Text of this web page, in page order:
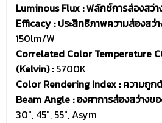
Luminous Flux : ฟลักซ์การส่องสว่า
Efficacy : ประสิทธิภาพความส่องสว่
150lm/W
Correlated Color Temperature
(Kelvin) :5700K
Color Rendering Index : ความถูก
Beam Angle : องศาการส่องสว่างข
30°, 45°, 55°, Asym